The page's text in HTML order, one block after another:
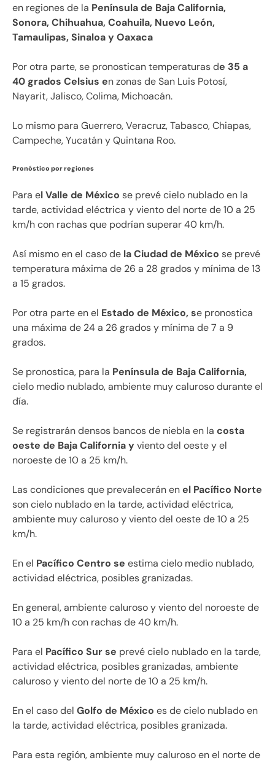
en regiones de la Península de Baja California,
Sonora, Chihuahua, Coahuila, Nuevo León,
Tamaulipas, Sinaloa y Oaxaca
Por otra parte, se pronostican temperaturas de 35 a
40 grados Celsius en zonas de San Luis Potosí,
Nayarit, Jalisco, Colima, Michoacán.
Lo mismo para Guerrero, Veracruz, Tabasco, Chiapas,
Campeche, Yucatán y Quintana Roo.
Pronóstico por regiones
Para el Valle de México se prevé cielo nublado en la
tarde, actividad eléctrica y viento del norte de 10 a 25
km/h con rachas que podrían superar 40 km/h.
Así mismo en el caso de la Ciudad de México se prevé
temperatura máxima de 26 a 28 grados y mínima de 13
a 15 grados.
Por otra parte en el Estado de México, se pronostica
una máxima de 24 a 26 grados y mínima de 7 a 9
grados.
Se pronostica, para la Península de Baja California,
cielo medio nublado, ambiente muy caluroso durante el
día.
Se registrarán densos bancos de niebla en la costa
oeste de Baja California yviento del oeste y el
noroeste de 10 a 25 km/h.
Las condiciones que prevalecerán enel Pacífico Norte
son cielo nublado en la tarde, actividad eléctrica,
ambiente muy caluroso y viento del oeste de 10 a 25
km/h.
En el Pacífico Centro se estima cielo medio nublado,
actividad eléctrica, posibles granizadas.
En general, ambiente caluroso y viento del noroeste de
10 a 25 km/h con rachas de 40 km/h.
Para el Pacífico Sur se prevé cielo nublado en la tarde,
actividad eléctrica, posibles granizadas, ambiente
caluroso y viento del norte de 10 a 25 km/h.
En el caso del Golfo de México es de cielo nublado en
la tarde, actividad eléctrica, posibles granizada.
Para esta región, ambiente muy caluroso en el norte de